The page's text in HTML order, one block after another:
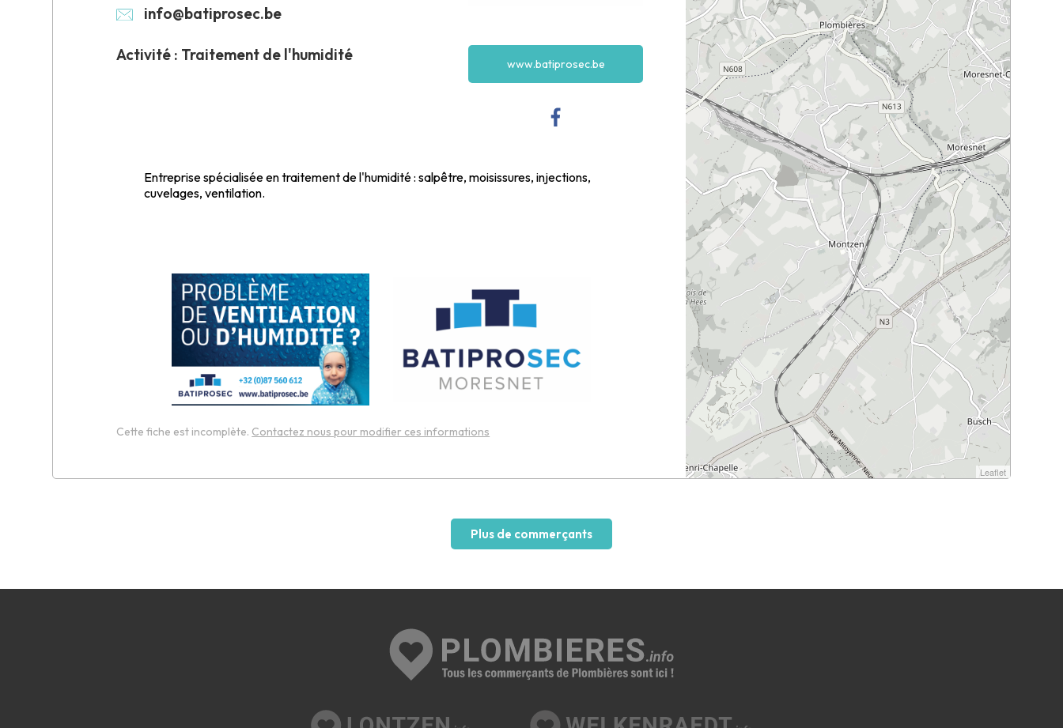
info@batiprosec.be
Activité : Traitement de l'humidité www.batiprosec.be
Entreprise spécialisée en traitement de l'humidité : salpêtre, moisissures, injections,
cuvelages, ventilation.
Cette fiche est incomplète. Contactez nous pour modifier ces informations
Leaflet
Plus de commerçants